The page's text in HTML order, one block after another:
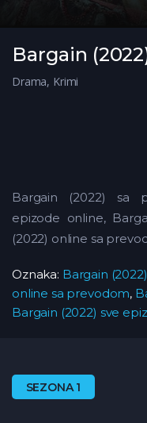
Bargain
Drama, Krimi
Bargain (2022) sa
epizode online,
(2022) online sa
Oznaka: Bargain
online sa prevodom,
Bargain (2022) sve
SEZONA 1